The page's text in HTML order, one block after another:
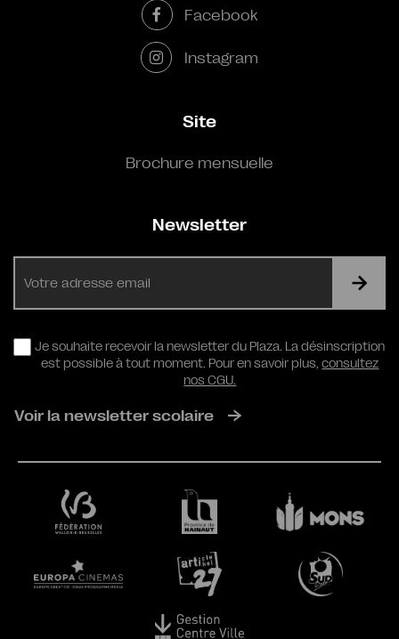
Facebook
Instagram
Site
Brochure mensuelle
Newsletter
RGPD
Je souhaite recevoir la newsletter du Plaza. La désinscription
est possible à tout moment. Pour en savoir plus,consultez
nos CGU.
Voir la newsletter scolaire